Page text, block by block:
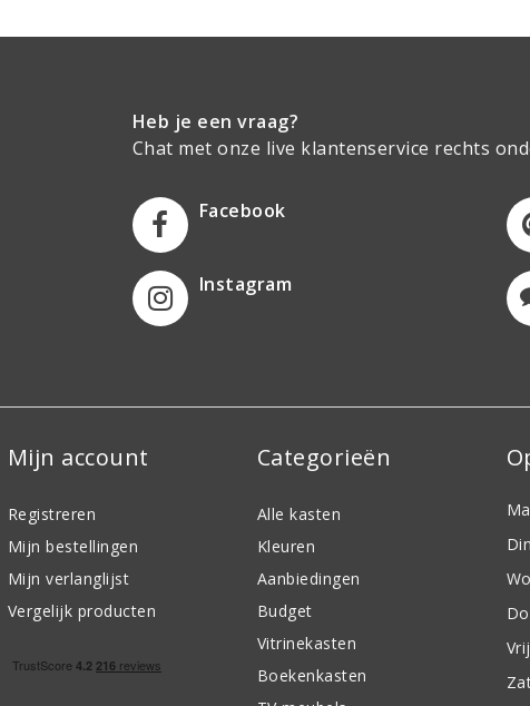
Heb je een vraag?
Chat met onze live klantenservice rechts
Facebook
Instagram
Mijn account
Registreren
Mijn bestellingen
Mijn verlanglijst
Vergelijk producten
Categorieën
Alle kasten
Kleuren
Aanbiedingen
Budget
Vitrinekasten
Boekenkasten